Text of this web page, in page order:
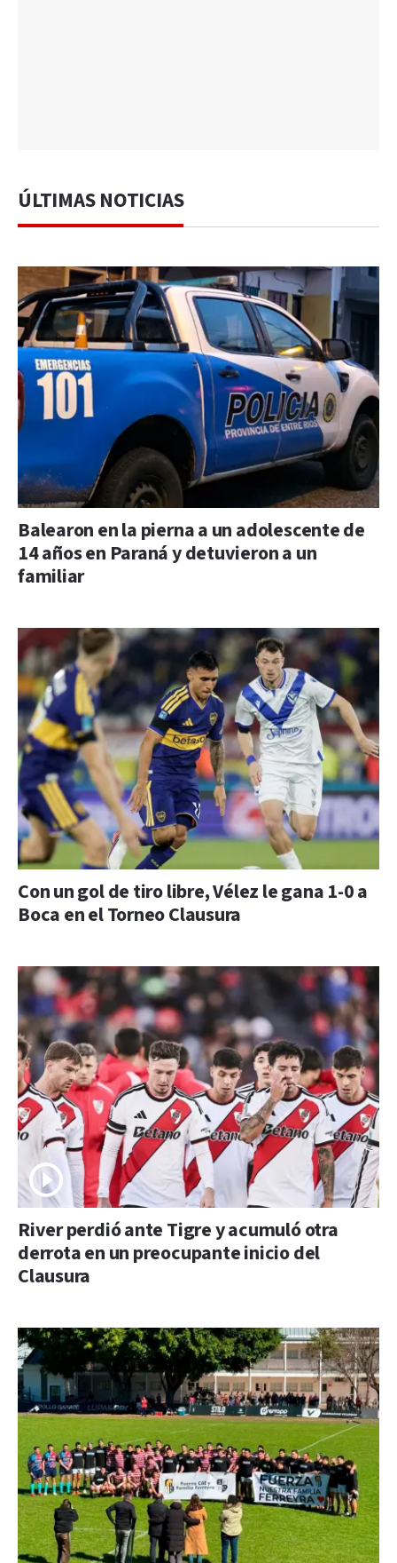
ÚLTIMAS NOTICIAS
Balearon en la pierna a un adolescente de
14 años en Paraná y detuvieron a un
familiar
Con un gol de tiro libre, Vélez le gana 1-0 a
Boca en el Torneo Clausura
River perdió ante Tigre y acumuló otra
derrota en un preocupante inicio del
Clausura